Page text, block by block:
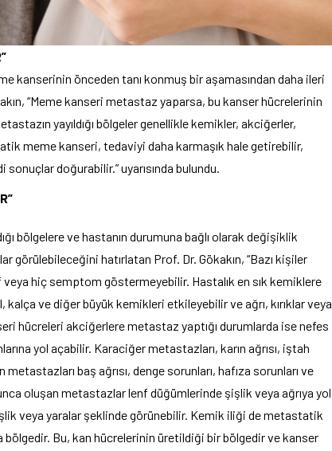
kanserinin önceden tanı konmuş bir aşamasından daha ileri
“Meme kanseri metastaz yaparsa, bu kanser hücrelerinin
yayıldığı bölgeler genellikle kemikler, akciğerler,
meme kanseri, tedaviyi daha karmaşık hale getirebilir,
doğurabilir.” uyarısında bulundu.
bölgelere ve hastanın durumuna bağlı olarak değişiklik
görülebileceğini hatırlatan Prof. Dr. Gökakın, “Bazı kişiler
hiç semptom göstermeyebilir. Hastalık en sık kemiklere
ve diğer büyük kemikleri etkileyebilir ve ağrı, kırıklar veya
hücreleri akciğerlere metastaz yaptığı durumlarda ise nefes
yol açabilir. Karaciğer metastazları, karın ağrısı, iştah
baş ağrısı, denge sorunları, hafıza sorunları ve
oluşan metastazlar lenf düğümlerinde şişlik veya ağrıya yol
veya yaralar şeklinde görünebilir. Kemik iliği de metastatik
Bu, kan hücrelerinin üretildiği bir bölgedir ve kanser